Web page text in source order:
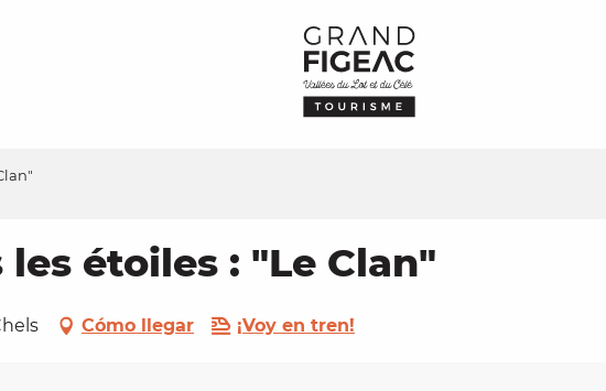
les étoiles : "Le Clan"
Cómo llegar ¡Voy en tren!